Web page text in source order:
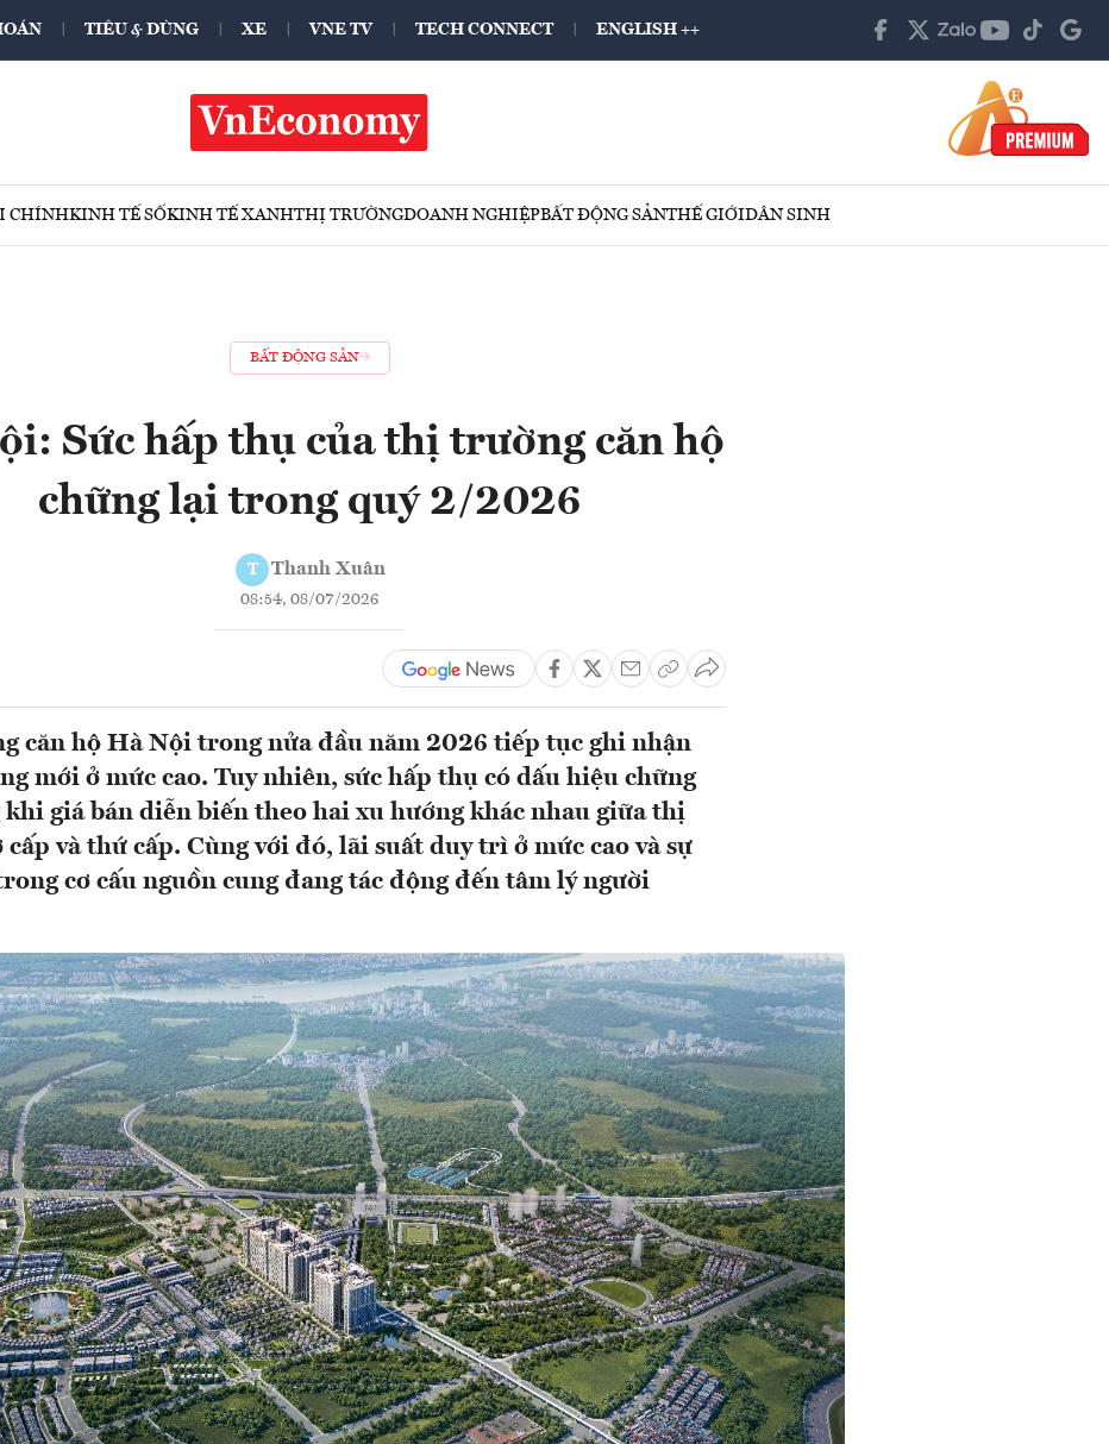
TIÊU & DÙNG XE VNE TV TECH CONNECT ENGLISH ++
CHÍNHKINH TẾ SỐKINH TẾ XANHTHỊ TRƯỜNGDOANH NGHIỆPBẤT ĐỘNG SẢNTHẾ GIỚIDÂN SINH
BẤT ĐỘNG SẢN
Sức hấp thụ của thị trường căn hộ
chững lại trong quý 2/2026
T Thanh Xuân
08:54, 08/07/2026
căn hộ Hà Nội trong nửa đầu năm 2026 tiếp tục ghi nhận
mới ở mức cao. Tuy nhiên, sức hấp thụ có dấu hiệu chững
giá bán diễn biến theo hai xu hướng khác nhau giữa thị
cấp và thứ cấp. Cùng với đó, lãi suất duy trì ở mức cao và sự
cơ cấu nguồn cung đang tác động đến tâm lý người